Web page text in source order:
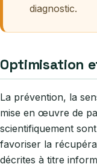
diagnostic.
Optimisation
La prévention, la
mise en œuvre de
scientifiquement
favoriser la
décrites à titre